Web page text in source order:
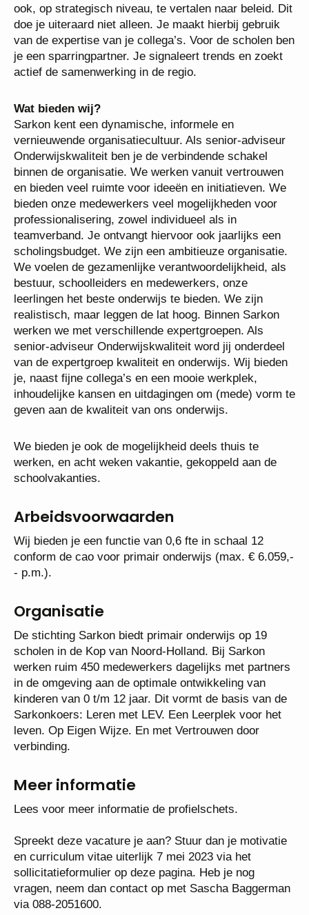
vertalen naar de dagelijkse praktijk. En weet dit
vervolgens ook, op strategisch niveau, te vertalen
naar beleid. Dit doe je uiteraard niet alleen. Je
maakt hierbij gebruik van de expertise van je
collega’s. Voor de scholen ben je een
de samenwerking in de regio.
Wat bieden wij?
Sarkon kent een dynamische, informele en
vernieuwende organisatiecultuur. Als senior-
adviseur Onderwijskwaliteit ben je de verbindende
schakel binnen de organisatie. We werken vanuit
vertrouwen en bieden veel ruimte voor ideeën en
initiatieven. We bieden onze medewerkers veel
mogelijkheden voor professionalisering, zowel
individueel als in teamverband. Je ontvangt hiervoor
ook jaarlijks een scholingsbudget. We zijn een
ambitieuze organisatie. We voelen de gezamenlijke
verantwoordelijkheid, als bestuur, schoolleiders en
medewerkers, onze leerlingen het beste onderwijs te
bieden. We zijn realistisch, maar leggen de lat hoog.
Binnen Sarkon werken we met verschillende
expertgroepen. Als senior-adviseur
Onderwijskwaliteit word jij onderdeel van de
expertgroep kwaliteit en onderwijs. Wij bieden je,
inhoudelijke kansen en uitdagingen om (mede) vorm
te geven aan de kwaliteit van ons onderwijs.
werken, en acht weken vakantie, gekoppeld aan de
schoolvakanties.
Arbeidsvoorwaarden
conform de cao voor primair onderwijs (max. €
6.059,-- p.m.).
Organisatie
De stichting Sarkon biedt primair onderwijs op 19
scholen in de Kop van Noord-Holland. Bij Sarkon
werken ruim 450 medewerkers dagelijks met
partners in de omgeving aan de optimale
ontwikkeling van kinderen van 0 t/m 12 jaar. Dit
Een Leerplek voor het leven. Op Eigen Wijze. En
met Vertrouwen door verbinding.
Meer informatie
Lees voor meer informatie de profielschets.
Spreekt deze vacature je aan? Stuur dan je
motivatie en curriculum vitae uiterlijk 7 mei 2023 via